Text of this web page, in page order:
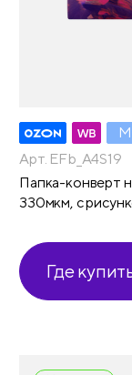
Арт. EFb_A4S19
Папка-конверт
330мкм, с
Где